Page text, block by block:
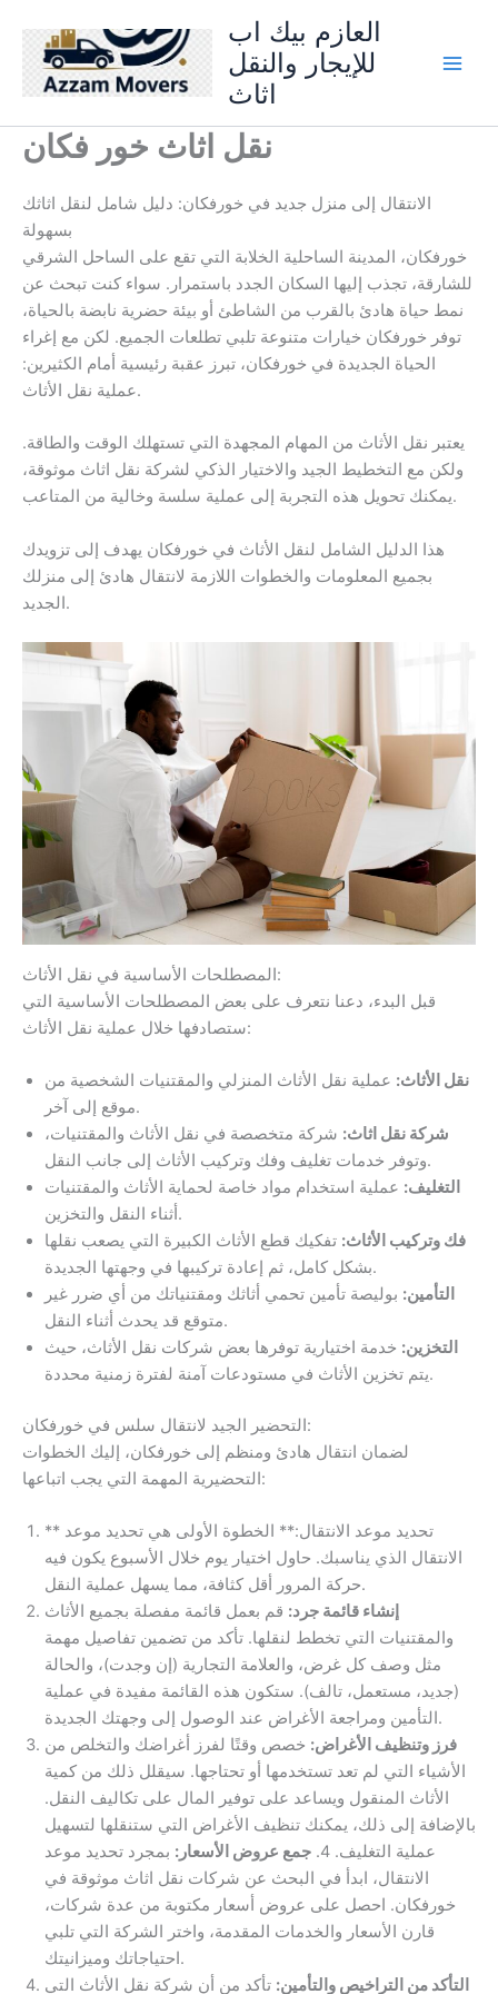
content
العازم بيك اب
للإيجار والنقل
اثاث
نقل اثاث خور فكان
الانتقال إلى منزل جديد في خورفكان: دليل شامل لنقل اثاثك
بسهولة
خورفكان، المدينة الساحلية الخلابة التي تقع على الساحل الشرقي
للشارقة، تجذب إليها السكان الجدد باستمرار. سواء كنت تبحث عن
نمط حياة هادئ بالقرب من الشاطئ أو بيئة حضرية نابضة بالحياة،
توفر خورفكان خيارات متنوعة تلبي تطلعات الجميع. لكن مع إغراء
الحياة الجديدة في خورفكان، تبرز عقبة رئيسية أمام الكثيرين:
عملية نقل الأثاث.
يعتبر نقل الأثاث من المهام المجهدة التي تستهلك الوقت والطاقة.
ولكن مع التخطيط الجيد والاختيار الذكي لشركة نقل اثاث موثوقة،
يمكنك تحويل هذه التجربة إلى عملية سلسة وخالية من المتاعب.
هذا الدليل الشامل لنقل الأثاث في خورفكان يهدف إلى تزويدك
بجميع المعلومات والخطوات اللازمة لانتقال هادئ إلى منزلك
الجديد.
المصطلحات الأساسية في نقل الأثاث:
قبل البدء، دعنا نتعرف على بعض المصطلحات الأساسية التي
ستصادفها خلال عملية نقل الأثاث:
نقل الأثاث: عملية نقل الأثاث المنزلي والمقتنيات الشخصية من
موقع إلى آخر.
شركة نقل اثاث: شركة متخصصة في نقل الأثاث والمقتنيات،
وتوفر خدمات تغليف وفك وتركيب الأثاث إلى جانب النقل.
التغليف: عملية استخدام مواد خاصة لحماية الأثاث والمقتنيات
أثناء النقل والتخزين.
فك وتركيب الأثاث: تفكيك قطع الأثاث الكبيرة التي يصعب نقلها
بشكل كامل، ثم إعادة تركيبها في وجهتها الجديدة.
التأمين: بوليصة تأمين تحمي أثاثك ومقتنياتك من أي ضرر غير
متوقع قد يحدث أثناء النقل.
التخزين: خدمة اختيارية توفرها بعض شركات نقل الأثاث، حيث
يتم تخزين الأثاث في مستودعات آمنة لفترة زمنية محددة.
التحضير الجيد لانتقال سلس في خورفكان:
لضمان انتقال هادئ ومنظم إلى خورفكان، إليك الخطوات
التحضيرية المهمة التي يجب اتباعها:
** تحديد موعد الانتقال:** الخطوة الأولى هي تحديد موعد
الانتقال الذي يناسبك. حاول اختيار يوم خلال الأسبوع يكون فيه
حركة المرور أقل كثافة، مما يسهل عملية النقل.
إنشاء قائمة جرد: قم بعمل قائمة مفصلة بجميع الأثاث
والمقتنيات التي تخطط لنقلها. تأكد من تضمين تفاصيل مهمة
مثل وصف كل غرض، والعلامة التجارية (إن وجدت)، والحالة
(جديد، مستعمل، تالف). ستكون هذه القائمة مفيدة في عملية
التأمين ومراجعة الأغراض عند الوصول إلى وجهتك الجديدة.
فرز وتنظيف الأغراض: خصص وقتًا لفرز أغراضك والتخلص من
الأشياء التي لم تعد تستخدمها أو تحتاجها. سيقلل ذلك من كمية
الأثاث المنقول ويساعد على توفير المال على تكاليف النقل.
بالإضافة إلى ذلك، يمكنك تنظيف الأغراض التي ستنقلها لتسهيل
عملية التغليف. 4.
جمع عروض الأسعار: بمجرد تحديد موعد
الانتقال، ابدأ في البحث عن شركات نقل اثاث موثوقة في
خورفكان. احصل على عروض أسعار مكتوبة من عدة شركات،
قارن الأسعار والخدمات المقدمة، واختر الشركة التي تلبي
احتياجاتك وميزانيتك.
التأكد من التراخيص والتأمين: تأكد من أن شركة نقل الأثاث التي